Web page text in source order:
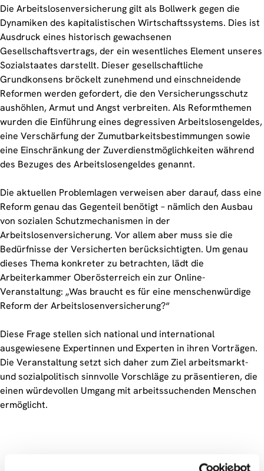
Die Arbeitslosenversicherung gilt als Bollwerk gegen die
Dynamiken des kapitalistischen Wirtschaftssystems. Dies ist
Ausdruck eines historisch gewachsenen
Gesellschaftsvertrags, der ein wesentliches Element unseres
Sozialstaates darstellt. Dieser gesellschaftliche
Grundkonsens bröckelt zunehmend und einschneidende
Reformen werden gefordert, die den Versicherungsschutz
aushöhlen, Armut und Angst verbreiten. Als Reformthemen
wurden die Einführung eines degressiven Arbeitslosengeldes,
eine Verschärfung der Zumutbarkeitsbestimmungen sowie
eine Einschränkung der Zuverdienstmöglichkeiten während
des Bezuges des Arbeitslosengeldes genannt.
Die aktuellen Problemlagen verweisen aber darauf, dass eine
Reform genau das Gegenteil benötigt – nämlich den Ausbau
von sozialen Schutzmechanismen in der
Arbeitslosenversicherung. Vor allem aber muss sie die
Bedürfnisse der Versicherten berücksichtigten. Um genau
dieses Thema konkreter zu betrachten, lädt die
Arbeiterkammer Oberösterreich ein zur Online-
Veranstaltung: „Was braucht es für eine menschenwürdige
Reform der Arbeitslosenversicherung?“
Diese Frage stellen sich national und international
ausgewiesene Expertinnen und Experten in ihren Vorträgen.
Die Veranstaltung setzt sich daher zum Ziel arbeitsmarkt-
und sozialpolitisch sinnvolle Vorschläge zu präsentieren, die
einen würdevollen Umgang mit arbeitssuchenden Menschen
ermöglicht.